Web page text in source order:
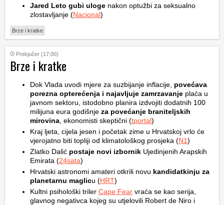
Jared Leto gubi uloge nakon optužbi za seksualno
zlostavljanje (Nacional)
Brze i kratke
Prekjučer (17:00)
Brze i kratke
Dok Vlada uvodi mjere za suzbijanje inflacije, povećava
porezna opterećenja i najavljuje zamrzavanje plaća u
javnom sektoru, istodobno planira izdvojiti dodatnih 100
milijuna eura godišnje za povećanje braniteljskih
mirovina , ekonomisti skeptični (tportal)
Kraj ljeta, cijela jesen i početak zime u Hrvatskoj vrlo će
vjerojatno biti topliji od klimatološkog prosjeka (N1)
Zlatko Dalić postaje novi izbornik Ujedinjenih Arapskih
Emirata (24sata)
Hrvatski astronomi amateri otkrili novu kandidatkinju za
planetarnu maglicu (HRT)
Kultni psihološki triler Cape Fear vraća se kao serija,
glavnog negativca kojeg su utjelovili Robert de Niro i